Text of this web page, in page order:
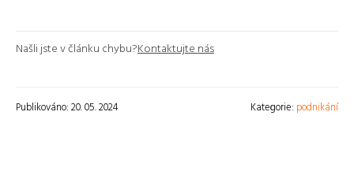
Našli jste v článku chybu?Kontaktujte nás
Publikováno: 20. 05. 2024 Kategorie: podnikání